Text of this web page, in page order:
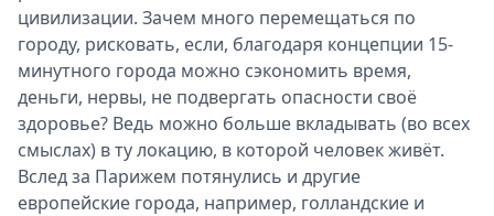
цивилизации. Зачем много перемещаться по
городу, рисковать, если, благодаря концепции 15-
минутного города можно сэкономить время,
деньги, нервы, не подвергать опасности своё
здоровье? Ведь можно больше вкладывать (во всех
смыслах) в ту локацию, в которой человек живёт.
Вслед за Парижем потянулись и другие
европейские города, например, голландские и